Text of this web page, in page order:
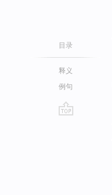
目录
释义
例句